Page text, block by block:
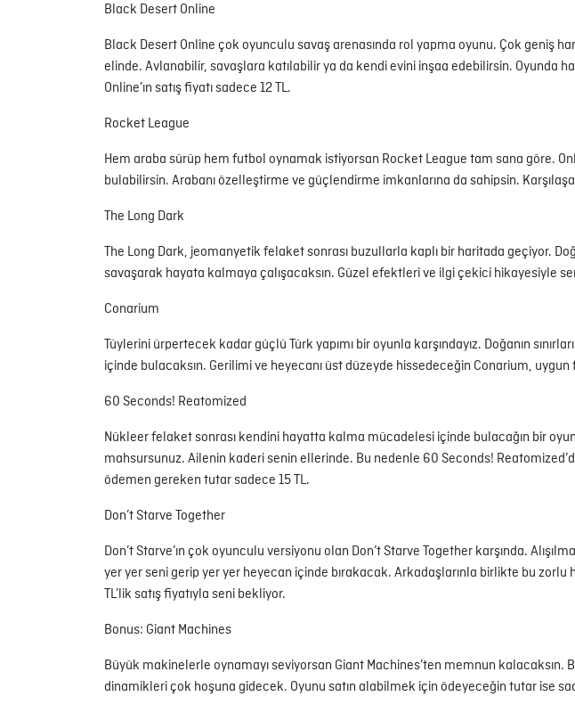
Black Desert Online
Black Desert Online çok oyunculu savaş arenasında rol yapma oyunu. Çok geniş
elinde. Avlanabilir, savaşlara katılabilir ya da kendi evini inşaa edebilirsin.
Online’ın satış fiyatı sadece 12 TL.
Rocket League
Hem araba sürüp hem futbol oynamak istiyorsan Rocket League tam sana göre.
bulabilirsin. Arabanı özelleştirme ve güçlendirme imkanlarına da sahipsin.
The Long Dark
The Long Dark, jeomanyetik felaket sonrası buzullarla kaplı bir haritada geçiyor.
savaşarak hayata kalmaya çalışacaksın. Güzel efektleri ve ilgi çekici hikayesiyle
Conarium
Tüylerini ürpertecek kadar güçlü Türk yapımı bir oyunla karşındayız. Doğanın
içinde bulacaksın. Gerilimi ve heyecanı üst düzeyde hissedeceğin Conarium,
60 Seconds! Reatomized
Nükleer felaket sonrası kendini hayatta kalma mücadelesi içinde bulacağın bir
mahsursunuz. Ailenin kaderi senin ellerinde. Bu nedenle 60 Seconds!
ödemen gereken tutar sadece 15 TL.
Don’t Starve Together
Don’t Starve’ın çok oyunculu versiyonu olan Don’t Starve Together karşında.
yer yer seni gerip yer yer heyecan içinde bırakacak. Arkadaşlarınla birlikte bu
TL’lik satış fiyatıyla seni bekliyor.
Bonus: Giant Machines
Büyük makinelerle oynamayı seviyorsan Giant Machines’ten memnun
dinamikleri çok hoşuna gidecek. Oyunu satın alabilmek için ödeyeceğin tutar ise